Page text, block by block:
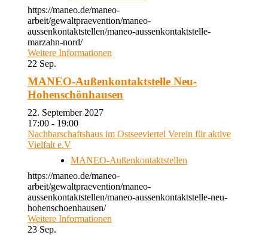
https://maneo.de/maneo-
arbeit/gewaltpraevention/maneo-
aussenkontaktstellen/maneo-aussenkontaktstelle-
marzahn-nord/
Weitere Informationen
22 Sep.
MANEO-Außenkontaktstelle Neu-
Hohenschönhausen
22. September 2027
17:00 - 19:00
Nachbarschaftshaus im Ostseeviertel Verein für aktive
Vielfalt e.V
MANEO-Außenkontaktstellen
https://maneo.de/maneo-
arbeit/gewaltpraevention/maneo-
aussenkontaktstellen/maneo-aussenkontaktstelle-neu-
hohenschoenhausen/
Weitere Informationen
23 Sep.